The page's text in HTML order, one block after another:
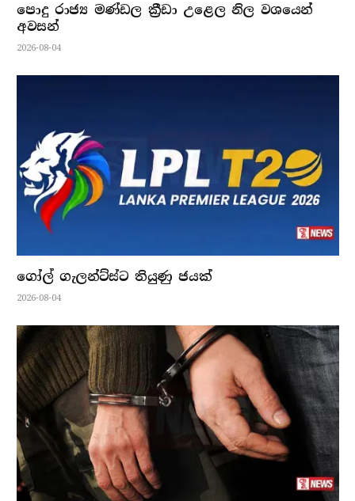
පොදු රාජ්‍ය මණ්ඩල ක්‍රීඩා උළෙල නිල වශයෙන්
අවසන්
2026-08-04
ගෝල් ගැලන්ට්ස්ට තියුණු ජයක්
2026-08-04